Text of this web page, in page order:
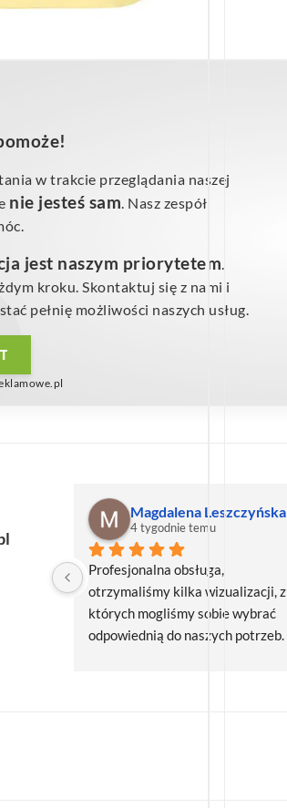
w trakcie przeglądania naszej
nie jesteś sam. Nasz zespół
jest naszym priorytetem.
kroku. Skontaktuj się z nami i
pełnię możliwości naszych usług.
Magdalena Leszczyńska
4 tygodnie temu
Profesjonalna obsługa,
otrzymaliśmy kilka wizualizacji, z
których mogliśmy sobie wybrać
odpowiednią do naszych potrzeb.